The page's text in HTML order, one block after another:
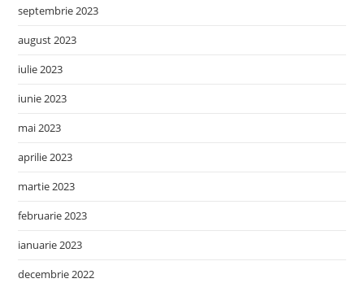
septembrie 2023
august 2023
iulie 2023
iunie 2023
mai 2023
aprilie 2023
martie 2023
februarie 2023
ianuarie 2023
decembrie 2022